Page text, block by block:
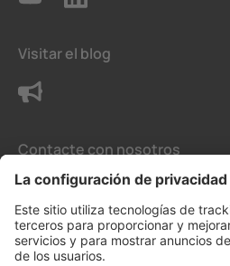
Visitar el blog
Contacte con nosotros
Condiciones generales de venta